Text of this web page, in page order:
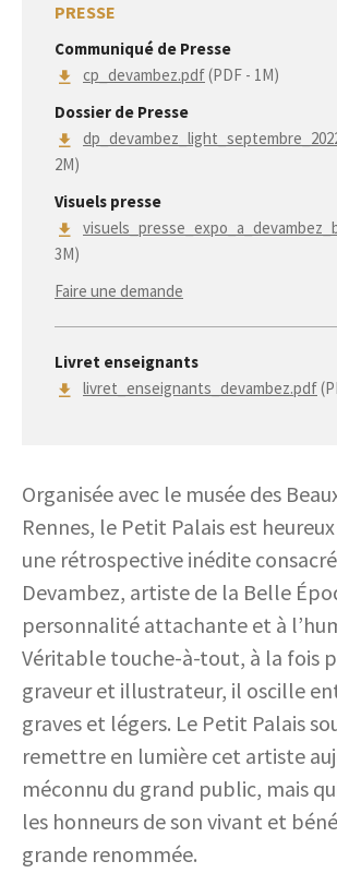
PRESSE
Communiqué de Presse
cp_devambez.pdf(PDF - 1M)
Dossier de Presse
2M)
Visuels presse
3M)
Faire une demande
Livret enseignants
livret_enseignants_devambez.pdf
Organisée avec le musée des
Rennes, le Petit Palais est
une rétrospective inédite
Devambez, artiste de la Belle
personnalité attachante et à
Véritable touche-à-tout, à la fois
graveur et illustrateur, il oscille
graves et légers. Le Petit Palais
remettre en lumière cet artiste
méconnu du grand public, mais
les honneurs de son vivant et
grande renommée.